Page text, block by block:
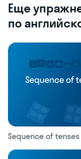
Еще
по
Sequence of tenses